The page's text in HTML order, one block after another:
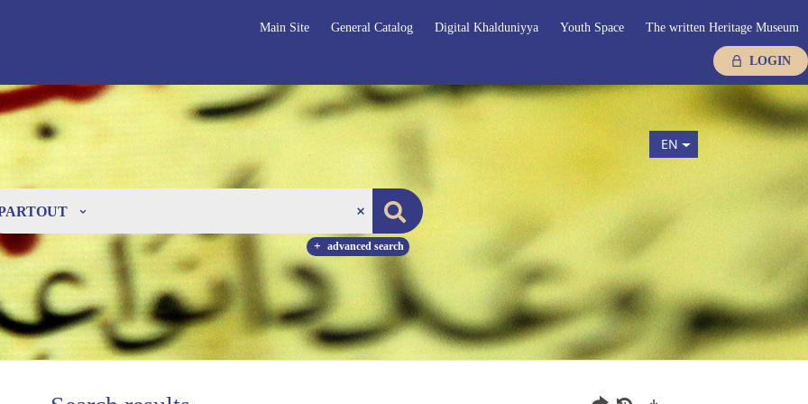
Main Site General Catalog Digital Khalduniyya Youth Space The written Heritage Museum
LOGIN
advanced search
EN